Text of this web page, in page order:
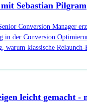
Sebastian Pilgram
Conversion Manager
in der Conversion
warum klassische
so relevant ist und
Webseitenbesucher
sebastian-pilgram
leicht gemacht -